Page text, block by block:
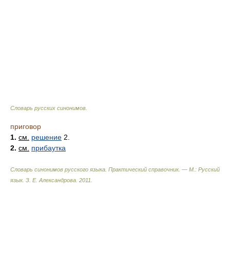
Словарь русских синонимов
приговор
1. см. решение 2.
2. см. прибаутка
Словарь синонимов русского языка. Практический справочник. — М.: Русский
язык. З. Е. Александрова 2011